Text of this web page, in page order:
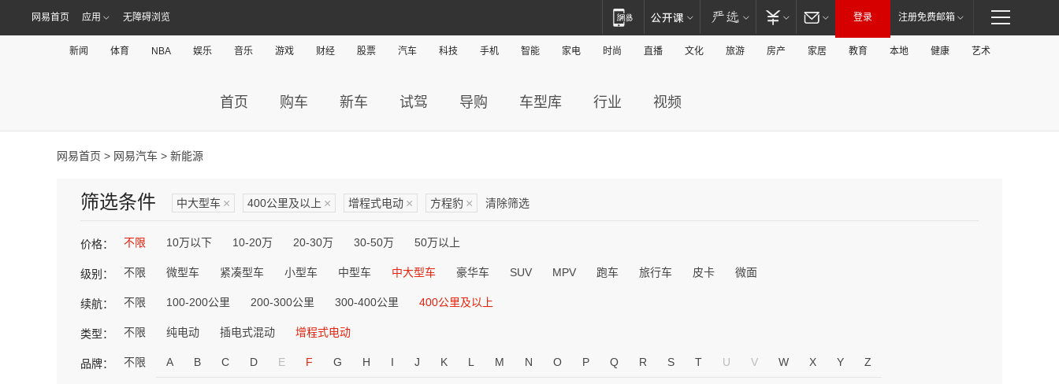
网易首页 应用 无障碍浏览 登录 注册免费邮箱
新闻 体育 NBA 娱乐 音乐 游戏 财经 股票 汽车 科技 手机 智能 家电 时尚 直播 文化 旅游 房产 家居 教育 本地 健康 艺术
首页 购车 新车 试驾 导购 车型库 行业 视频
网易首页 > 网易汽车 > 新能源
筛选条件 中大型车 × 400公里及以上 × 增程式电动 × 方程豹 × 清除筛选
价格： 不限 10万以下 10-20万 20-30万 30-50万 50万以上
级别： 不限 微型车 紧凑型车 小型车 中型车 中大型车 豪华车 SUV MPV 跑车 旅行车 皮卡 微面
续航： 不限 100-200公里 200-300公里 300-400公里 400公里及以上
类型： 不限 纯电动 插电式混动 增程式电动
品牌： 不限 A B C D E F G H I J K L M N O P Q R S T U V W X Y Z